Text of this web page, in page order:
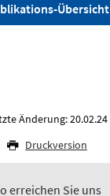
Übersicht
Änderung: 20.02.24
Druckversion
erreichen Sie uns